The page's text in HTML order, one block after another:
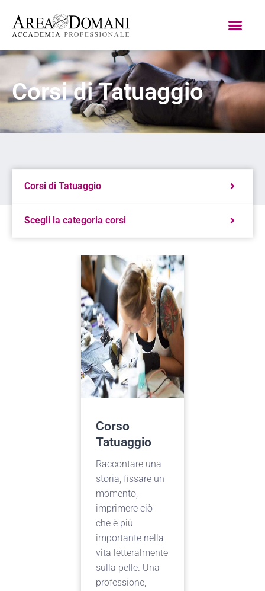
Corsi di Tatuaggio
Corso
Tatuaggio
Raccontare una
storia, fissare un
momento,
imprimere ciò
che è più
importante nella
vita letteralmente
sulla pelle. Una
professione,
Corsi di Tatuaggio
Scegli la categoria corsi